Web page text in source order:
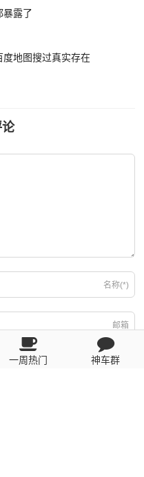
暴露了
度地图搜过真实存在
名称(*)
邮箱
一周热门 神车群